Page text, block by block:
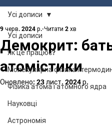
Усі дописи
Як це працює?
Молекулярна фізика і
Фізика атома і атомного ядра
Науковці
Астрономія
Усі дописи
Демокрит:
атомістики
9 черв. 2024 р. Читати 2 хв
Оновлено: 23 лист. 2024 р.